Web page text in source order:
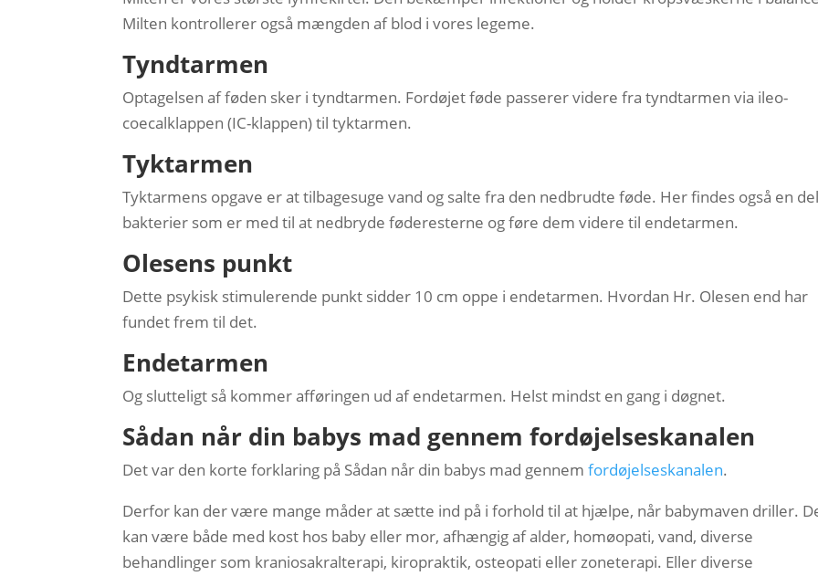
Milten kontrollerer også mængden af blod i vores legeme.
Tyndtarmen
Optagelsen af føden sker i tyndtarmen. Fordøjet føde passerer videre fra tyndtarmen via ileo-
coecalklappen (IC-klappen) til tyktarmen.
Tyktarmen
Tyktarmens opgave er at tilbagesuge vand og salte fra den nedbrudte føde. Her findes også en
bakterier som er med til at nedbryde føderesterne og føre dem videre til endetarmen.
Olesens punkt
Dette psykisk stimulerende punkt sidder 10 cm oppe i endetarmen. Hvordan Hr. Olesen end har
fundet frem til det.
Endetarmen
Og slutteligt så kommer afføringen ud af endetarmen. Helst mindst en gang i døgnet.
Sådan når din babys mad gennem fordøjelseskanalen
Det var den korte forklaring på Sådan når din babys mad gennemfordøjelseskanalen.
Derfor kan der være mange måder at sætte ind på i forhold til at hjælpe, når babymaven driller.
kan være både med kost hos baby eller mor, afhængig af alder, homøopati, vand, diverse
behandlinger som kraniosakralterapi, kiropraktik, osteopati eller zoneterapi. Eller diverse